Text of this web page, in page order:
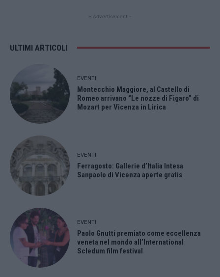
- Advertisement -
ULTIMI ARTICOLI
EVENTI
Montecchio Maggiore, al Castello di
Romeo arrivano “Le nozze di Figaro” di
Mozart per Vicenza in Lirica
EVENTI
Ferragosto: Gallerie d’Italia Intesa
Sanpaolo di Vicenza aperte gratis
EVENTI
Paolo Gnutti premiato come eccellenza
veneta nel mondo all’International
Scledum film festival